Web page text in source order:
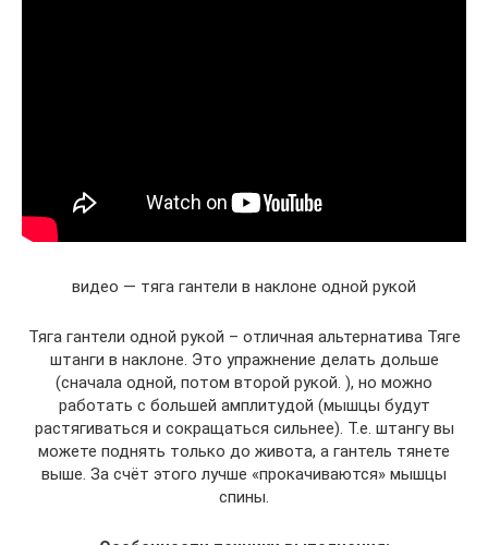
видео — тяга гантели в наклоне одной рукой
Тяга гантели одной рукой – отличная альтернатива Тяге
штанги в наклоне. Это упражнение делать дольше
(сначала одной, потом второй рукой. ), но можно
работать с большей амплитудой (мышцы будут
растягиваться и сокращаться сильнее). Т.е. штангу вы
можете поднять только до живота, а гантель тянете
выше. За счёт этого лучше «прокачиваются» мышцы
спины.